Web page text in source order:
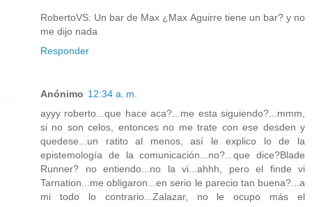
RobertoVS: Un bar de Max ¿Max Aguirre tiene un bar? y no
me dijo nada
Responder
Anónimo 12:34 a. m.
ayyy roberto...que hace aca?...me esta siguiendo?...mmm,
si no son celos, entonces no me trate con ese desden y
quedese...un ratito al menos, así le explico lo de la
epistemología de la comunicación...no?...que dice?Blade
Runner? no entiendo...no la vi...ahhh, pero el finde vi
Tarnation...me obligaron...en serio le parecio tan buena?...a
mi todo lo contrario...Zalazar, no le ocupo más el